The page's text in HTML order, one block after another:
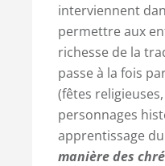
interviennent
permettre aux
richesse de la
passe à la fois
(fêtes
personnages
apprentissage du
manière des